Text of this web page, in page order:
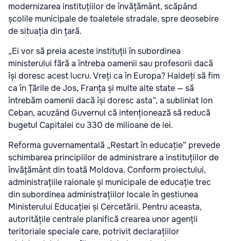
modernizarea instituțiilor de învățământ, scăpând
școlile municipale de toaletele stradale, spre deosebire
de situația din țară.
„Ei vor să preia aceste instituții în subordinea
ministerului fără a întreba oamenii sau profesorii dacă
își doresc acest lucru. Vreți ca în Europa? Haideți să fim
ca în Țările de Jos, Franța și multe alte state — să
întrebăm oamenii dacă își doresc asta”, a subliniat Ion
Ceban, acuzând Guvernul că intenționează să reducă
bugetul Capitalei cu 330 de milioane de lei.
Reforma guvernamentală „Restart în educație” prevede
schimbarea principiilor de administrare a instituțiilor de
învățământ din toată Moldova. Conform proiectului,
administrațiile raionale și municipale de educație trec
din subordinea administrațiilor locale în gestiunea
Ministerului Educației și Cercetării. Pentru aceasta,
autoritățile centrale planifică crearea unor agenții
teritoriale speciale care, potrivit declarațiilor